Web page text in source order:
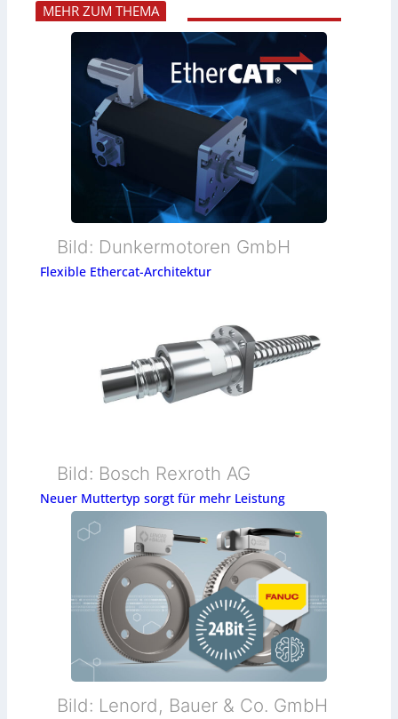
MEHR ZUM THEMA
Bild: Dunkermotoren GmbH
Flexible Ethercat-Architektur
Bild: Bosch Rexroth AG
Neuer Muttertyp sorgt für mehr Leistung
Bild: Lenord, Bauer & Co. GmbH